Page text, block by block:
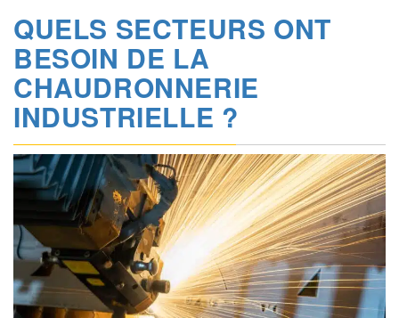
QUELS SECTEURS ONT
BESOIN DE LA
CHAUDRONNERIE
INDUSTRIELLE ?